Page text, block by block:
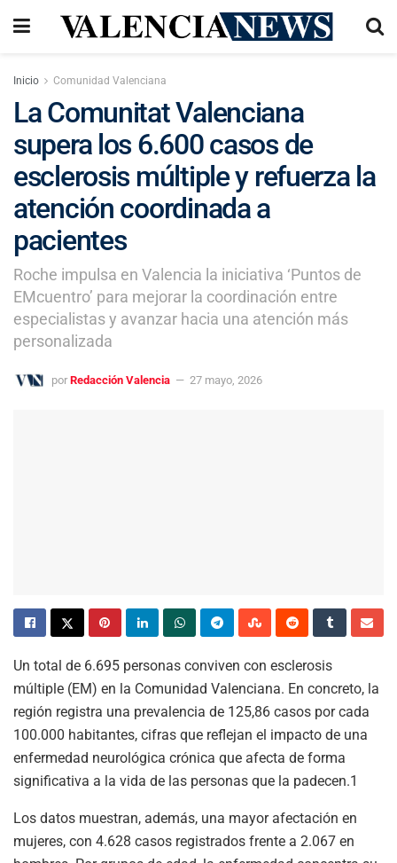
Inicio Comunidad Valenciana
La Comunitat Valenciana
supera los 6.600 casos de
esclerosis múltiple y refuerza la
atención coordinada a
pacientes
Roche impulsa en Valencia la iniciativa ‘Puntos de
EMcuentro’ para mejorar la coordinación entre
especialistas y avanzar hacia una atención más
personalizada
por Redacción Valencia 27 mayo, 2026
Un total de 6.695 personas conviven con esclerosis
múltiple (EM) en la Comunidad Valenciana. En concreto, la
región registra una prevalencia de 125,86 casos por cada
100.000 habitantes, cifras que reflejan el impacto de una
enfermedad neurológica crónica que afecta de forma
significativa a la vida de las personas que la padecen.1
Los datos muestran, además, una mayor afectación en
mujeres, con 4.628 casos registrados frente a 2.067 en